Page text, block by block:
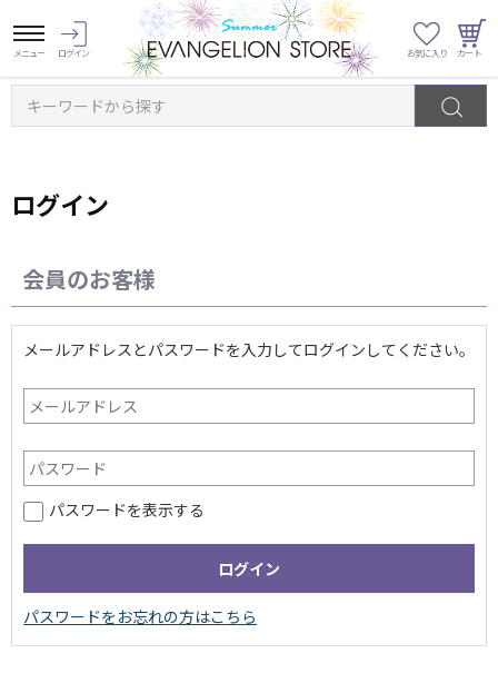
キーワードから探す
ログイン
会員のお客様
メールアドレスとパスワードを入力してログインしてください。
パスワードを表示する